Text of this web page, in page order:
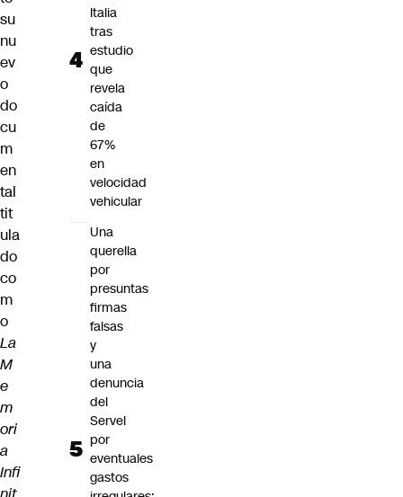
su
nu
ev
o
do
cu
m
en
tal
tit
ula
do
co
m
o
La
M
e
m
ori
a
Infi
Italia
tras
estudio
que
revela
caída
de
67%
en
velocidad
vehicular
Una
querella
por
presuntas
firmas
falsas
y
una
denuncia
del
Servel
por
eventuales
gastos